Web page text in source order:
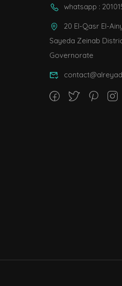
whatsapp :
20 El-Qasr El-
Sayeda Zeinab
Governorate